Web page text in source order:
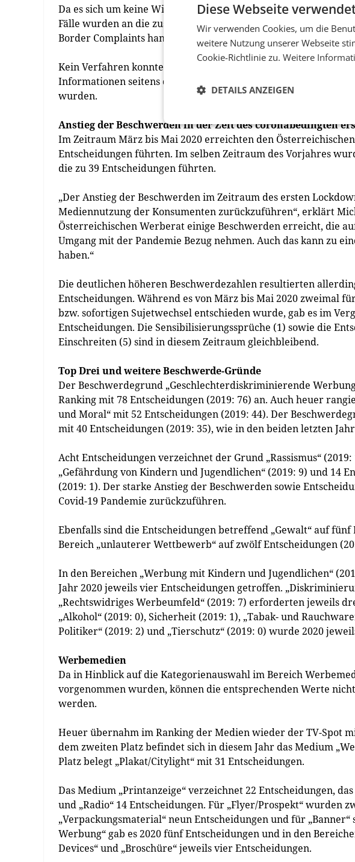
Da es sich um keine Wirtschaftswerbung handelte, konnte der
Fälle wurden an die zuständigen Institutionen im Ausland
Border Complaints handelte.
Kein Verfahren konnte bei 26 Fällen vorgenommen werden, da
Informationen seitens der Beschwerdeführer/innen auch nach
wurden.
Anstieg der Beschwerden in der Zeit des coronabedingten
Im Zeitraum März bis Mai 2020 erreichten den
Entscheidungen führten. Im selben Zeitraum des Vorjahres
die zu 39 Entscheidungen führten.
„Der Anstieg der Beschwerden im Zeitraum des ersten
Mediennutzung der Konsumenten zurückzuführen“, erklärt
Österreichischen Werberat einige Beschwerden erreicht, die
Umgang mit der Pandemie Bezug nehmen. Auch das kann zu
haben.“
Die deutlichen höheren Beschwerdezahlen resultierten
Entscheidungen. Während es von März bis Mai 2020 zweimal
bzw. sofortigen Sujetwechsel entschieden wurde, gab es im
Entscheidungen. Die Sensibilisierungssprüche (1) sowie die
Einschreiten (5) sind in diesem Zeitraum gleichbleibend.
Top Drei und weitere Beschwerde-Gründe
Der Beschwerdegrund „Geschlechterdiskriminierende
Ranking mit 78 Entscheidungen (2019: 76) an. Auch heuer
und Moral“ mit 52 Entscheidungen (2019: 44). Der
mit 40 Entscheidungen (2019: 35), wie in den beiden letzten
Acht Entscheidungen verzeichnet der Grund „Rassismus“
„Gefährdung von Kindern und Jugendlichen“ (2019: 9) und 14
(2019: 1). Der starke Anstieg der Beschwerden sowie
Covid-19 Pandemie zurückzuführen.
Ebenfalls sind die Entscheidungen betreffend „Gewalt“ auf
Bereich „unlauterer Wettbewerb“ auf zwölf Entscheidungen
In den Bereichen „Werbung mit Kindern und Jugendlichen“
Jahr 2020 jeweils vier Entscheidungen getroffen.
„Rechtswidriges Werbeumfeld“ (2019: 7) erforderten jeweils
„Alkohol“ (2019: 0), Sicherheit (2019: 1), „Tabak- und
Politiker“ (2019: 2) und „Tierschutz“ (2019: 0) wurde 2020
Werbemedien
Da in Hinblick auf die Kategorienauswahl im Bereich
vorgenommen wurden, können die entsprechenden Werte
werden.
Heuer übernahm im Ranking der Medien wieder der TV-Spot
dem zweiten Platz befindet sich in diesem Jahr das Medium
Platz belegt „Plakat/Citylight“ mit 31 Entscheidungen.
Das Medium „Printanzeige“ verzeichnet 22 Entscheidungen,
und „Radio“ 14 Entscheidungen. Für „Flyer/Prospekt“ wurden
„Verpackungsmaterial“ neun Entscheidungen und für
Werbung“ gab es 2020 fünf Entscheidungen und in den
Devices“ und „Broschüre“ jeweils vier Entscheidungen.
Diese Webseite
Wir verwenden Cookies, um die
weitere Nutzung unserer Webseite
Cookie-Richtlinie zu. Weitere
DETAILS ANZEIGEN